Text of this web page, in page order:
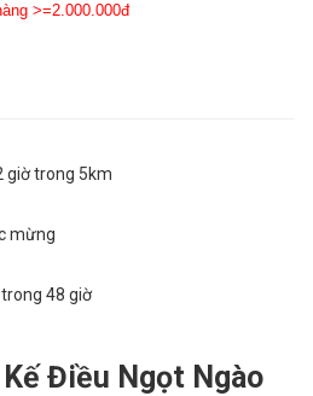
>=2.000.000đ
giờ trong 5km
mừng
48 giờ
Điều Ngọt Ngào